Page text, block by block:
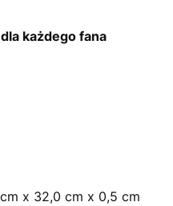
każdego fana
x 32,0 cm x 0,5 cm